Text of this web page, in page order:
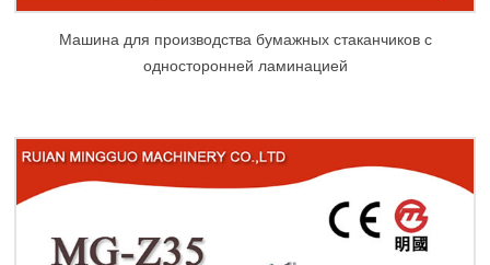
Машина для производства бумажных стаканчиков с
односторонней ламинацией